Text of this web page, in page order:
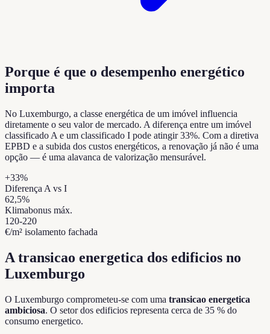
Porque é que o desempenho energético
importa
No Luxemburgo, a classe energética de um imóvel influencia
diretamente o seu valor de mercado. A diferença entre um imóvel
classificado A e um classificado I pode atingir 33%. Com a diretiva
EPBD e a subida dos custos energéticos, a renovação já não é uma
opção — é uma alavanca de valorização mensurável.
+33%
Diferença A vs I
62,5%
Klimabonus máx.
120-220
€/m² isolamento fachada
A transicao energetica dos edificios no
Luxemburgo
O Luxemburgo comprometeu-se com uma transicao energetica
ambiciosa. O setor dos edificios representa cerca de 35 % do
consumo energetico.